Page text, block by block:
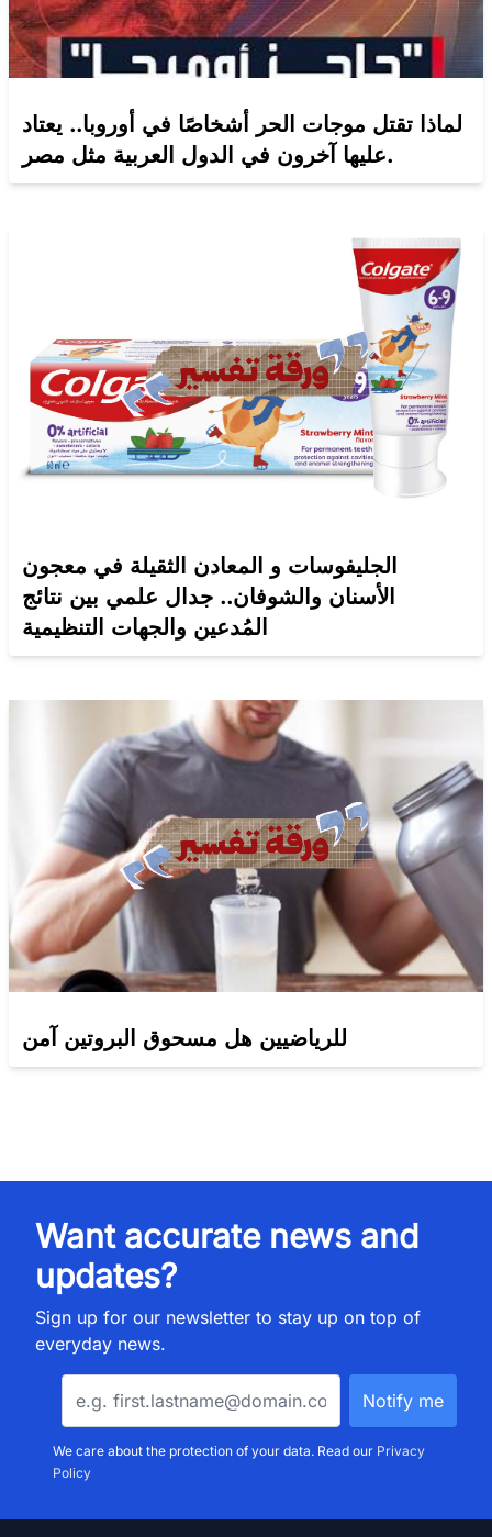
لماذا تقتل موجات الحر أشخاصًا في أوروبا.. يعتاد
عليها آخرون في الدول العربية مثل مصر.
الجليفوسات و المعادن الثقيلة في معجون
الأسنان والشوفان.. جدال علمي بين نتائج
المُدعين والجهات التنظيمية
للرياضيين هل مسحوق البروتين آمن
Want accurate news and
updates?
Sign up for our newsletter to stay up on top of
everyday news.
We care about the protection of your data. Read our Privacy
Policy